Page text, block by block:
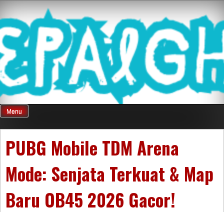
content
Mnepalghopa
Review Game
Terkini Paling
Seluruh Di
Indonesia
Menu
PUBG Mobile TDM Arena
Mode: Senjata Terkuat & Map
Baru OB45 2026 Gacor!